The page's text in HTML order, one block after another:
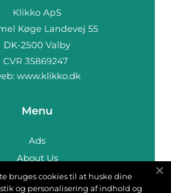
www.klikko.dk
Menu
Ads
About Us
Cookies
bruges cookies til at huske dine
og personalisering af indhold og